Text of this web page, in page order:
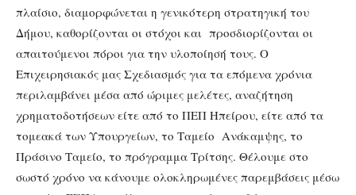
πλαίσιο, διαμορφώνεται η γενικότερη στρατηγική του
Δήμου, καθορίζονται οι στόχοι και προσδιορίζονται οι
απαιτούμενοι πόροι για την υλοποίησή τους. Ο
Επιχειρησιακός μας Σχεδιασμός για τα επόμενα χρόνια
περιλαμβάνει μέσα από ώριμες μελέτες, αναζήτηση
χρηματοδοτήσεων είτε από το ΠΕΠ Ηπείρου, είτε από τα
τομεακά των Υπουργείων, το Ταμείο Ανάκαμψης, το
Πράσινο Ταμείο, το πρόγραμμα Τρίτσης. Θέλουμε στο
σωστό χρόνο να κάνουμε ολοκληρωμένες παρεμβάσεις μέσω